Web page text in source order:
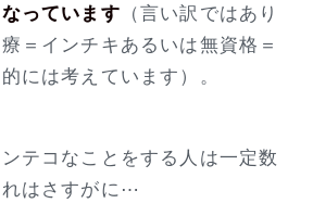
っています （言い訳ではあり
＝インチキあるいは無資格＝
には考えています）。
テコなことをする人は一定数
はさすがに⋯